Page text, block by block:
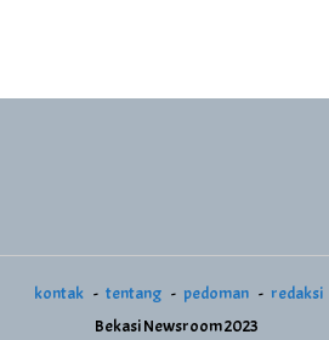
kontak tentang pedoman
redaksi
Bekasi Newsroom 2023